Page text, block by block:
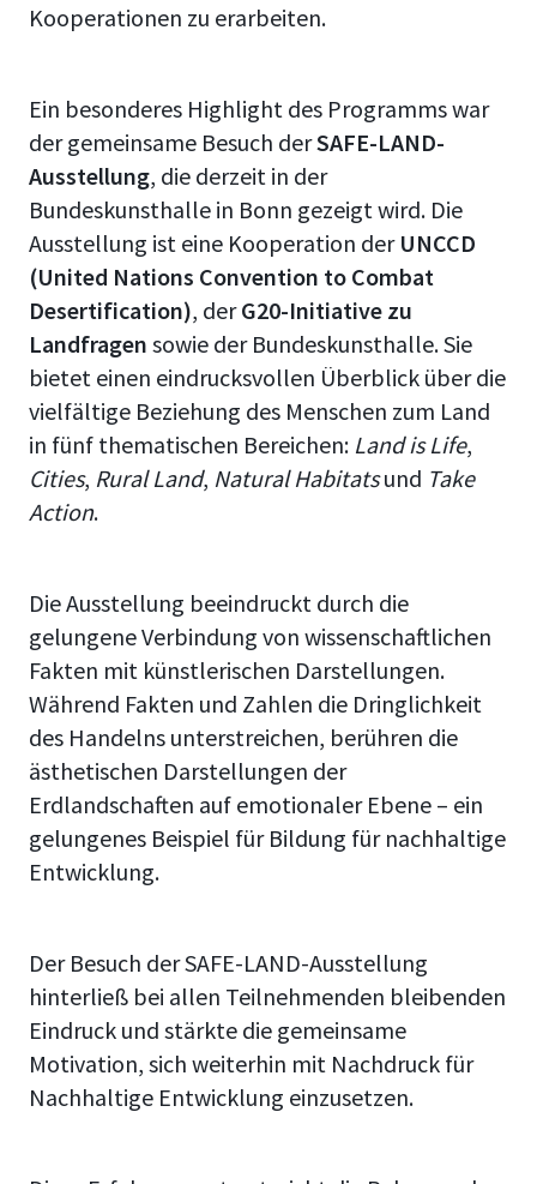
Kooperationen zu erarbeiten.
Ein besonderes Highlight des Programms war
der gemeinsame Besuch derSAFE-LAND-
Ausstellung, die derzeit in der
Bundeskunsthalle in Bonn gezeigt wird. Die
Ausstellung ist eine Kooperation der UNCCD
(United Nations Convention to Combat
Desertification), derG20-Initiative zu
Landfragen sowie der Bundeskunsthalle. Sie
bietet einen eindrucksvollen Überblick über die
vielfältige Beziehung des Menschen zum Land
in fünf thematischen Bereichen: Land is Life,
Cities, Rural Land, Natural Habitatsund Take
Action.
Die Ausstellung beeindruckt durch die
gelungene Verbindung von wissenschaftlichen
Fakten mit künstlerischen Darstellungen.
Während Fakten und Zahlen die Dringlichkeit
des Handelns unterstreichen, berühren die
ästhetischen Darstellungen der
Erdlandschaften auf emotionaler Ebene – ein
gelungenes Beispiel für Bildung für nachhaltige
Entwicklung.
Der Besuch der SAFE-LAND-Ausstellung
hinterließ bei allen Teilnehmenden bleibenden
Eindruck und stärkte die gemeinsame
Motivation, sich weiterhin mit Nachdruck für
Nachhaltige Entwicklung einzusetzen.